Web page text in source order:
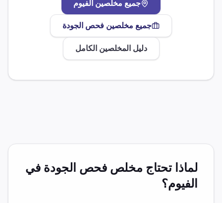
جميع مخلصين الفيوم
جميع مخلصين فحص الجودة
دليل المخلصين الكامل
لماذا تحتاج مخلص فحص الجودة في
الفيوم؟